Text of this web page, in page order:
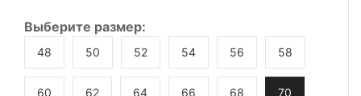
Выберите размер:
48 50 52 54 56 58
60 62 64 66 68 70